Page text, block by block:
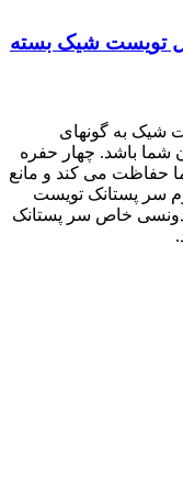
تویست شیک بسته
پستانک ۶+ماه سفید و طوسی پاستل تویست شیک به گونه‎ای
باشد. چهار حفره
حفاظت می کند و مانع
سر پستانک تویست
خاص سر پستانک